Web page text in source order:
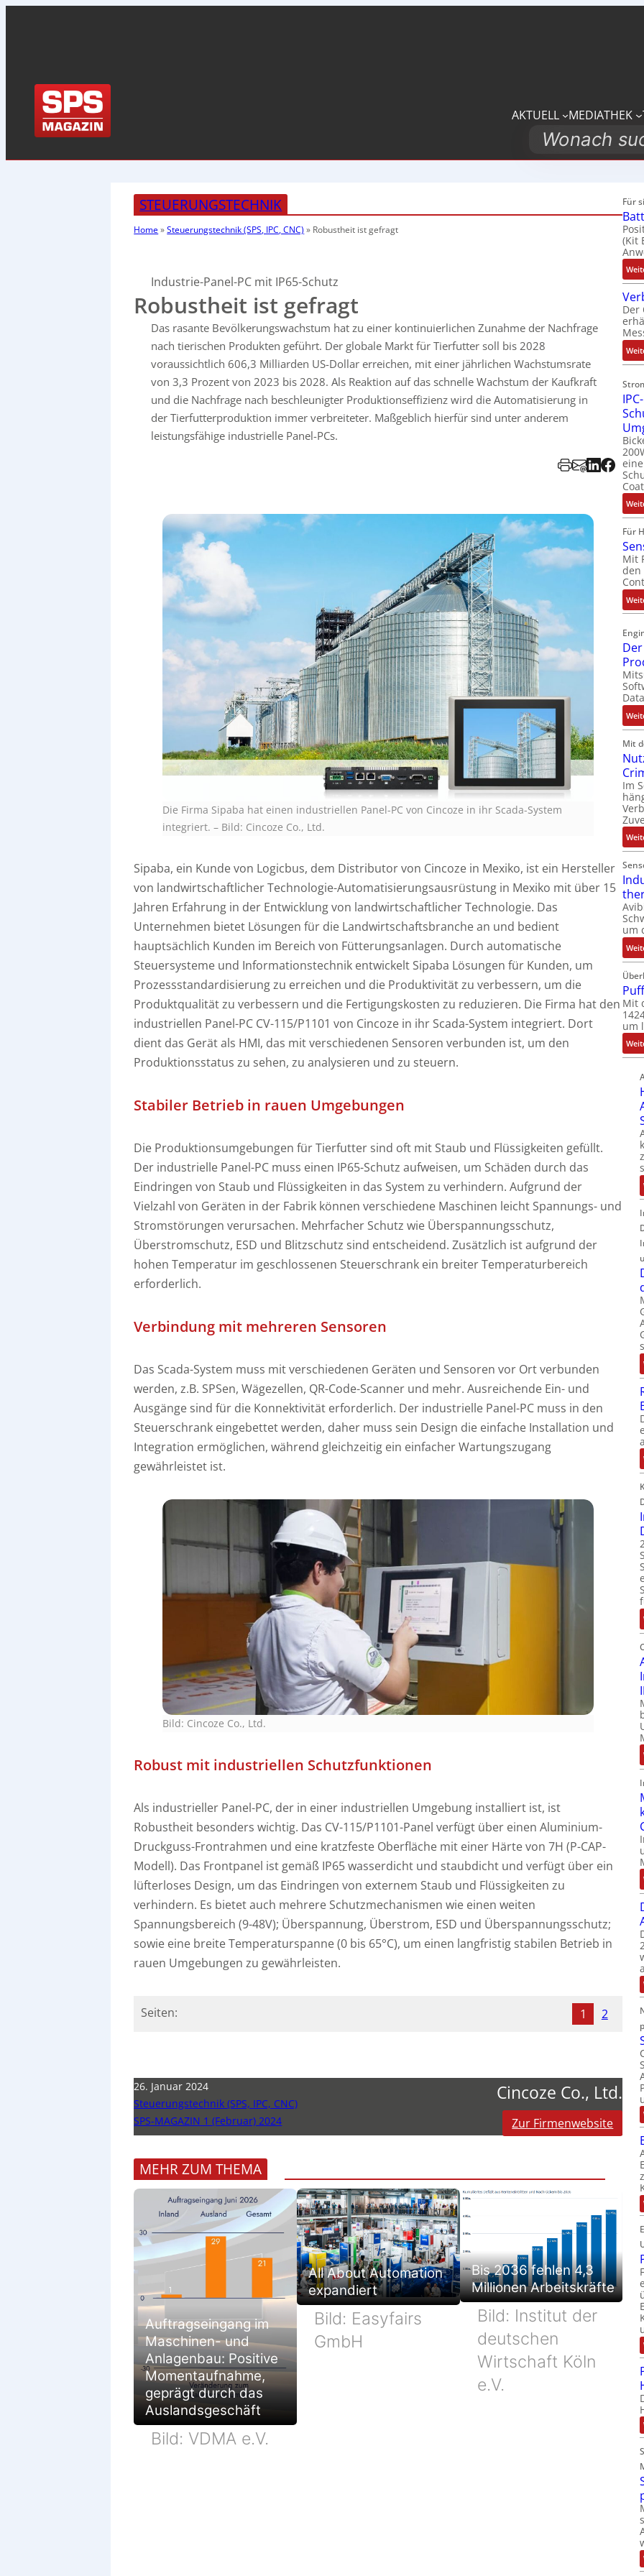
AKTUELL MEDIATHEK
Search
STEUERUNGSTECHNIK
Home»Steuerungstechnik (SPS, IPC, CNC) » Robustheit ist gefragt
Industrie-Panel-PC mit IP65-Schutz
Robustheit ist gefragt
Das rasante Bevölkerungswachstum hat zu einer kontinuierlichen Zunahme der Nachfrage
nach tierischen Produkten geführt. Der globale Markt für Tierfutter soll bis 2028
voraussichtlich 606,3 Milliarden US-Dollar erreichen, mit einer jährlichen Wachstumsrate
von 3,3 Prozent von 2023 bis 2028. Als Reaktion auf das schnelle Wachstum der Kaufkraft
und die Nachfrage nach beschleunigter Produktionseffizienz wird die Automatisierung in
der Tierfutterproduktion immer verbreiteter. Maßgeblich hierfür sind unter anderem
leistungsfähige industrielle Panel-PCs.
Die Firma Sipaba hat einen industriellen Panel-PC von Cincoze in ihr Scada-System
integriert. – Bild: Cincoze Co., Ltd.
Sipaba, ein Kunde von Logicbus, dem Distributor von Cincoze in Mexiko, ist ein Hersteller
von landwirtschaftlicher Technologie-Automatisierungsausrüstung in Mexiko mit über 15
Jahren Erfahrung in der Entwicklung von landwirtschaftlicher Technologie. Das
Unternehmen bietet Lösungen für die Landwirtschaftsbranche an und bedient
hauptsächlich Kunden im Bereich von Fütterungsanlagen. Durch automatische
Steuersysteme und Informationstechnik entwickelt Sipaba Lösungen für Kunden, um
Prozessstandardisierung zu erreichen und die Produktivität zu verbessern, um die
Produktqualität zu verbessern und die Fertigungskosten zu reduzieren. Die Firma hat den
industriellen Panel-PC CV-115/P1101 von Cincoze in ihr Scada-System integriert. Dort
dient das Gerät als HMI, das mit verschiedenen Sensoren verbunden ist, um den
Produktionsstatus zu sehen, zu analysieren und zu steuern.
Stabiler Betrieb in rauen Umgebungen
Die Produktionsumgebungen für Tierfutter sind oft mit Staub und Flüssigkeiten gefüllt.
Der industrielle Panel-PC muss einen IP65-Schutz aufweisen, um Schäden durch das
Eindringen von Staub und Flüssigkeiten in das System zu verhindern. Aufgrund der
Vielzahl von Geräten in der Fabrik können verschiedene Maschinen leicht Spannungs- und
Stromstörungen verursachen. Mehrfacher Schutz wie Überspannungsschutz,
Überstromschutz, ESD und Blitzschutz sind entscheidend. Zusätzlich ist aufgrund der
hohen Temperatur im geschlossenen Steuerschrank ein breiter Temperaturbereich
erforderlich.
Verbindung mit mehreren Sensoren
Das Scada-System muss mit verschiedenen Geräten und Sensoren vor Ort verbunden
werden, z.B. SPSen, Wägezellen, QR-Code-Scanner und mehr. Ausreichende Ein- und
Ausgänge sind für die Konnektivität erforderlich. Der industrielle Panel-PC muss in den
Steuerschrank eingebettet werden, daher muss sein Design die einfache Installation und
Integration ermöglichen, während gleichzeitig ein einfacher Wartungszugang
gewährleistet ist.
Bild: Cincoze Co., Ltd.
Robust mit industriellen Schutzfunktionen
Als industrieller Panel-PC, der in einer industriellen Umgebung installiert ist, ist
Robustheit besonders wichtig. Das CV-115/P1101-Panel verfügt über einen Aluminium-
Druckguss-Frontrahmen und eine kratzfeste Oberfläche mit einer Härte von 7H (P-CAP-
Modell). Das Frontpanel ist gemäß IP65 wasserdicht und staubdicht und verfügt über ein
lüfterloses Design, um das Eindringen von externem Staub und Flüssigkeiten zu
verhindern. Es bietet auch mehrere Schutzmechanismen wie einen weiten
Spannungsbereich (9-48V); Überspannung, Überstrom, ESD und Überspannungsschutz;
sowie eine breite Temperaturspanne (0 bis 65°C), um einen langfristig stabilen Betrieb in
rauen Umgebungen zu gewährleisten.
Seiten: 1 2
26. Januar 2024
Steuerungstechnik (SPS, IPC, CNC)
SPS-MAGAZIN 1 (Februar) 2024
Cincoze Co., Ltd.
Zur Firmenwebsite
MEHR ZUM THEMA
Auftragseingang im
Maschinen- und
Anlagenbau: Positive
Momentaufnahme,
geprägt durch das
Auslandsgeschäft
Bild: VDMA e.V.
All About Automation
expandiert
Bild: Easyfairs
GmbH
Bis 2036 fehlen 4,3
Millionen Arbeitskräfte
Bild: Institut der
deutschen
Wirtschaft Köln
e.V.
Für
(Kit
Der
Für
Mit
den
Mit
Im
um
Mit
um